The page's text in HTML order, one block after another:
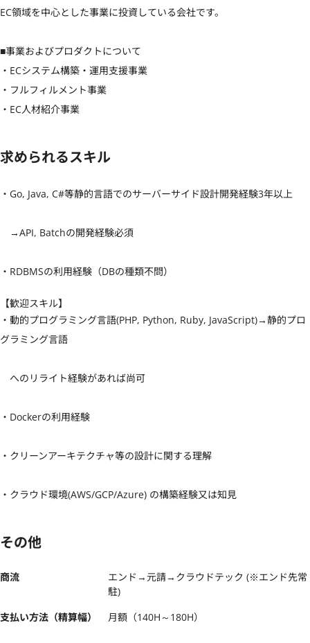
EC領域を中心とした事業に投資している会社です。
■事業およびプロダクトについて
・ECシステム構築・運用支援事業
・フルフィルメント事業
・EC人材紹介事業
求められるスキル
・Go, Java, C#等静的言語でのサーバーサイド設計開発経験3年以上
→API, Batchの開発経験必須
・RDBMSの利用経験（DBの種類不問）
【歓迎スキル】
・動的プログラミング言語(PHP, Python, Ruby, JavaScript)→静的プロ
グラミング言語
へのリライト経験があれば尚可
・Dockerの利用経験
・クリーンアーキテクチャ等の設計に関する理解
・クラウド環境(AWS/GCP/Azure) の構築経験又は知見
その他
商流
エンド→元請→クラウドテック (※エンド先常
駐)
支払い方法（精算幅）
月額（140H～180H）